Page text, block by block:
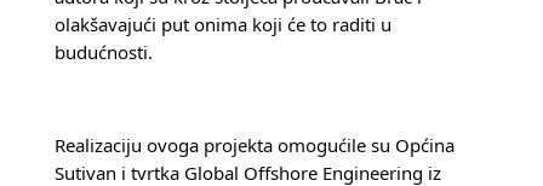
olakšavajući put onima koji će to raditi u
budućnosti.
Realizaciju ovoga projekta omogućile su Općina
Sutivan i tvrtka Global Offshore Engineering iz